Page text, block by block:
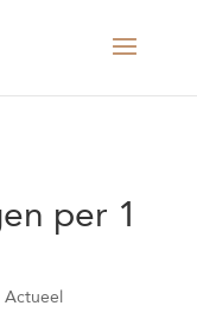
per 1
Actueel